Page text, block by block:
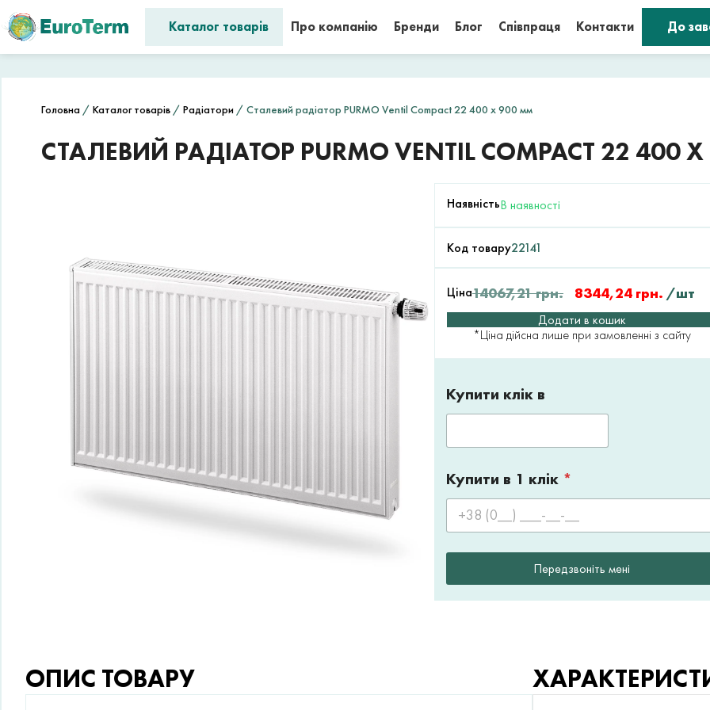
Каталог товарів Про компанію Бренди Блог Співпраця Контакти До
Головна / Каталог товарів / Радіатори / Сталевий радіатор PURMO Ventil Compact 22 400 x 900 мм
СТАЛЕВИЙ РАДІАТОР PURMO VENTIL COMPACT 22 400
НаявністьВ наявності
Код товару22141
Ціна14067,21грн. 8344,24 грн. /шт
Додати в кошик
*Ціна дійсна лише при замовленні з сайту
Купити клік в
Купити в 1 клік *
Передзвоніть мені
ОПИС ТОВАРУ